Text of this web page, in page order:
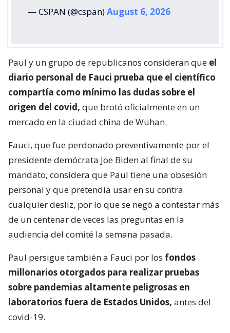
— CSPAN (@cspan)August 6, 2026
Paul y un grupo de republicanos consideran que el
diario personal de Fauci prueba que el científico
compartía como mínimo las dudas sobre el
origen del covid, que brotó oficialmente en un
mercado en la ciudad china de Wuhan.
Fauci, que fue perdonado preventivamente por el
presidente demócrata Joe Biden al final de su
mandato, considera que Paul tiene una obsesión
personal y que pretendía usar en su contra
cualquier desliz, por lo que se negó a contestar más
de un centenar de veces las preguntas en la
audiencia del comité la semana pasada.
Paul persigue también a Fauci por los fondos
millonarios otorgados para realizar pruebas
sobre pandemias altamente peligrosas en
laboratorios fuera de Estados Unidos, antes del
covid-19.